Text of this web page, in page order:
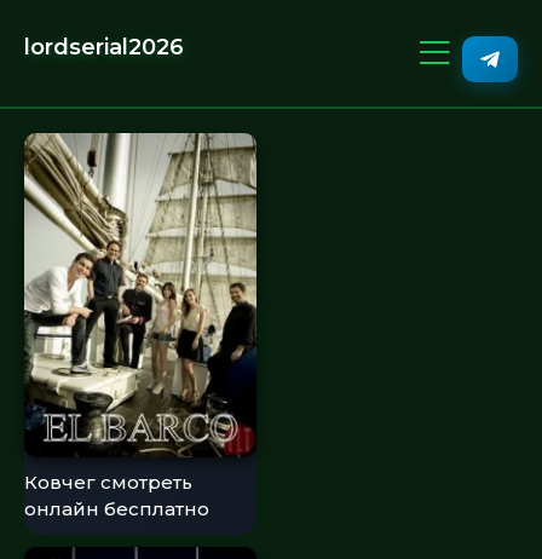
lordserial2026
Ковчег смотреть
онлайн бесплатно